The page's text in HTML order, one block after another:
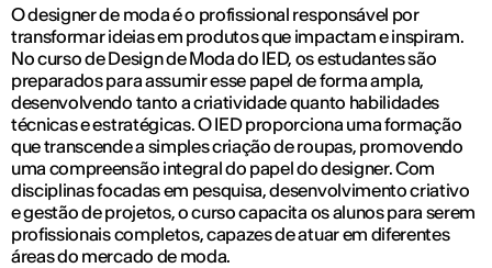
O designer de moda é o profissional responsável por
transformar ideias em produtos que impactam e inspiram.
No curso de Design de Moda do IED, os estudantes são
preparados para assumir esse papel de forma ampla,
desenvolvendo tanto a criatividade quanto habilidades
técnicas e estratégicas. O IED proporciona uma formação
que transcende a simples criação de roupas, promovendo
uma compreensão integral do papel do designer. Com
disciplinas focadas em pesquisa, desenvolvimento criativo
e gestão de projetos, o curso capacita os alunos para serem
profissionais completos, capazes de atuar em diferentes
áreas do mercado de moda.